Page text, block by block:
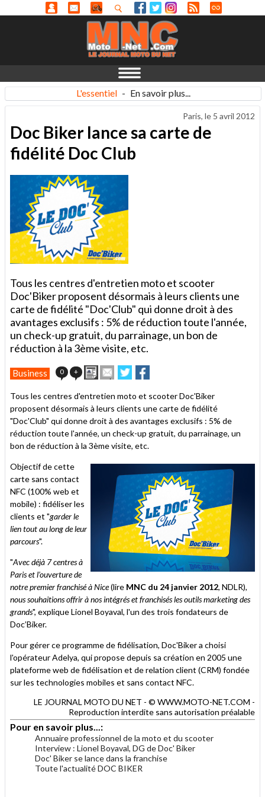
L'essentiel - En savoir plus...
Paris, le 5 avril 2012
Doc Biker lance sa carte de
fidélité Doc Club
Tous les centres d'entretien moto et scooter
Doc'Biker proposent désormais à leurs clients une
carte de fidélité "Doc'Club" qui donne droit à des
avantages exclusifs : 5% de réduction toute l'année,
un check-up gratuit, du parrainage, un bon de
réduction à la 3ème visite, etc.
Business 0 + ImprimerEnvoyer
cet
à
un
ami
Partager
sur
sur
Tous les centres d'entretien moto et scooter Doc'Biker
proposent désormais à leurs clients une carte de fidélité
"Doc'Club" qui donne droit à des avantages exclusifs : 5% de
réduction toute l'année, un check-up gratuit, du parrainage, un
bon de réduction à la 3ème visite, etc.
Objectif de cette
carte sans contact
NFC (100% web et
mobile) : fidéliser les
clients et "garder le
lien tout au long de leur
parcours".
"Avec déjà 7 centres à
Paris et l’ouverture de
notre premier franchisé à Nice(lire MNC du 24 janvier 2012, NDLR),
nous souhaitions offrir à nos intégrés et franchisés les outils marketing des
grands", explique Lionel Boyaval, l'un des trois fondateurs de
Doc’Biker.
Pour gérer ce programme de fidélisation, Doc'Biker a choisi
l'opérateur Adelya, qui propose depuis sa création en 2005 une
plateforme web de fidélisation et de relation client (CRM) fondée
sur les technologies mobiles et sans contact NFC.
LE JOURNAL MOTO DU NET - © WWW.MOTO-NET.COM -
Reproduction interdite sans autorisation préalable
Pour en savoir plus...:
Annuaire professionnel de la moto et du scooter
Interview : Lionel Boyaval, DG de Doc' Biker
Doc' Biker se lance dans la franchise
Toute l'actualité DOC BIKER